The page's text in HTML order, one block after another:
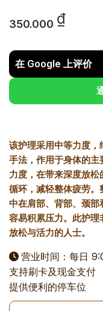
350.000 ₫
在 Google 上评价
该护理采用中等力度
手法，作用于身体的
力度，在带来深度放
循环，减轻整体疲劳
中在肩部、背部、颈
容易积累压力。此护
放松与活力的人士。
营业时间：每日
支持刷卡及现金支付
提供便利的停车位